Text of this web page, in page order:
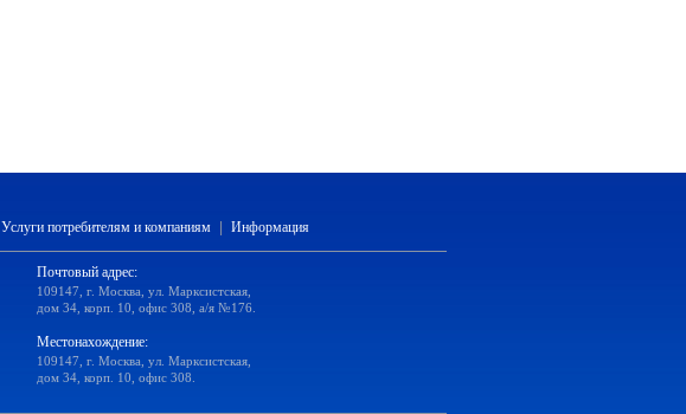
Услуги потребителям и компаниям Информация
Почтовый адрес:
109147, г. Москва, ул. Марксистская,
дом 34, корп. 10, офис 308, а/я №176.
Местонахождение:
109147, г. Москва, ул. Марксистская,
дом 34, корп. 10, офис 308.